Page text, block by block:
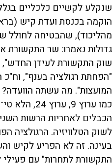
שנקלע לקשיים כלכליים
הוקמה בכנסת ועדת קיש
מהליכוד), שהבטיחה לחולל
גדולות נאמרו: שר התקשורת
שוק התקשורת לעידן החדש",
"הפחתת רגולציה בענף",
המועצות". מה עשתה
הכבלים לאחריות הרשות
לשוק הטלוויזיה. הרגולציה
בעינה. זה לא הפריע לקיש
התקשורת לתחרות" עם פעילי